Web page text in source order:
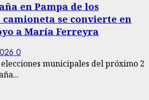
en Pampa de los
camioneta se convierte en
a María Ferreyra
0
elecciones municipales del próximo 2